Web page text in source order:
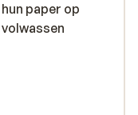
paper op
nergens adres
(toen we
Whatsapp een
paper op